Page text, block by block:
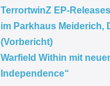
TerrortwinZ EP-
im Parkhaus Meiderich,
(Vorbericht)
Warfield Within mit
Independence“